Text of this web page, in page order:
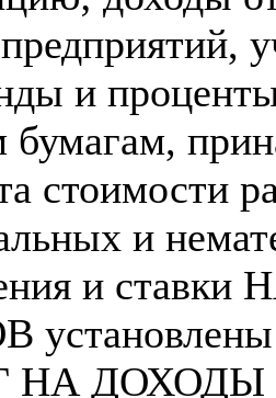
и
стоимости
и
и
установлены
НА ДОХОДЫ